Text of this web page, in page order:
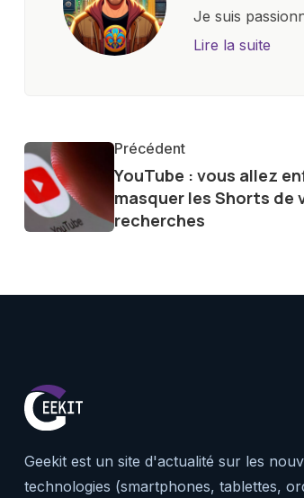
Je suis
l'univers
communauté
de la
le futur
Lire la suite
Précédent
YouTube : vous allez
masquer les Shorts de
recherches
Geekit est un site d'actualité sur les
technologies (smartphones, tablettes,